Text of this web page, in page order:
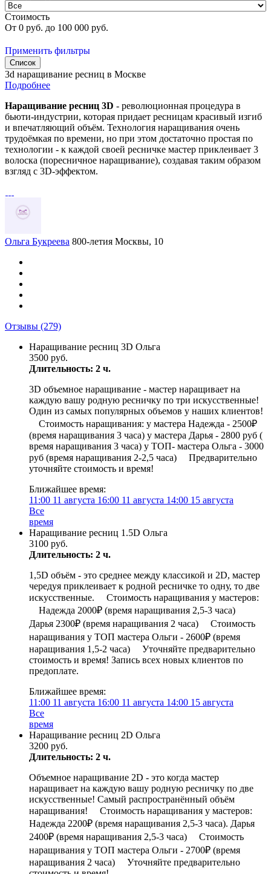
Стоимость
От 0 руб. до 100 000 руб.
Применить фильтры
Список
3d наращивание ресниц в Москве
Подробнее
Наращивание ресниц 3D - революционная процедура в
бьюти-индустрии, которая придает ресницам красивый изгиб
и впечатляющий объём. Технология наращивания очень
трудоёмкая по времени, но при этом достаточно простая по
технологии - к каждой своей ресничке мастер приклеивает 3
волоска (поресничное наращивание), создавая таким образом
взгляд с 3D-эффектом.
Ольга Букреева 800-летия Москвы, 10
Отзывы (279)
Наращивание ресниц 3D Ольга
3500 руб.
Длительность: 2 ч.
3D объемное наращивание - мастер наращивает на
каждую вашу родную ресничку по три искусственные!
Один из самых популярных объемов у наших клиентов!
⠀ Стоимость наращивания: у мастера Надежда - 2500₽
(время наращивания 3 часа) у мастера Дарья - 2800 руб (
время наращивания 3 часа) у ТОП- мастера Ольга - 3000
руб (время наращивания 2-2,5 часа) ⠀ Предварительно
уточняйте стоимость и время!
Ближайшее время:
11:00 11 августа 16:00 11 августа 14:00 15 августа
Все
время
Наращивание ресниц 1.5D Ольга
3100 руб.
Длительность: 2 ч.
1,5D объём - это среднее между классикой и 2D, мастер
чередуя приклеивает к родной ресничке то одну, то две
искусственные. ⠀ Стоимость наращивания у мастеров:
⠀ Надежда 2000₽ (время наращивания 2,5-3 часа) ⠀
Дарья 2300₽ (время наращивания 2 часа) ⠀ Стоимость
наращивания у ТОП мастера Ольги - 2600₽ (время
наращивания 1,5-2 часа) ⠀ Уточняйте предварительно
стоимость и время! Запись всех новых клиентов по
предоплате.
Ближайшее время:
11:00 11 августа 16:00 11 августа 14:00 15 августа
Все
время
Наращивание ресниц 2D Ольга
3200 руб.
Длительность: 2 ч.
Объемное наращивание 2D - это когда мастер
наращивает на каждую вашу родную ресничку по две
искусственные! Самый распространённый объём
наращивания! ⠀ Стоимость наращивания у мастеров: ⠀
Надежда 2200₽ (время наращивания 2,5-3 часа). Дарья
2400₽ (время наращивания 2,5-3 часа) ⠀ Стоимость
наращивания у ТОП мастера Ольги - 2700₽ (время
наращивания 2 часа) ⠀ Уточняйте предварительно